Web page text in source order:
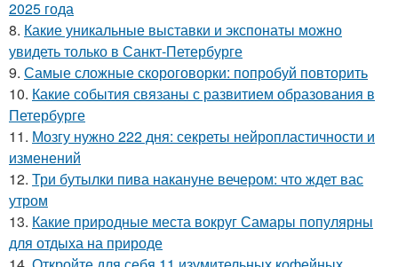
2025 года
8. Какие уникальные выставки и экспонаты можно
увидеть только в Санкт-Петербурге
9. Самые сложные скороговорки: попробуй повторить
10. Какие события связаны с развитием образования в
Петербурге
11. Мозгу нужно 222 дня: секреты нейропластичности и
изменений
12. Три бутылки пива накануне вечером: что ждет вас
утром
13. Какие природные места вокруг Самары популярны
для отдыха на природе